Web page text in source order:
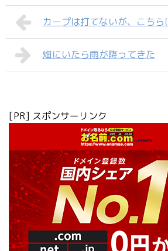
カープは打てないが、こちら
畑にいたら雨が降ってきた
[PR] スポンサーリンク